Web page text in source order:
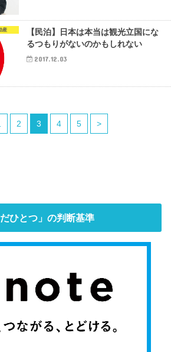
産
【民泊】日本は本当は観光立国にな
るつもりがないのかもしれない
2017.12.03
2 3 4 5 >
ひとつ」の判断基準